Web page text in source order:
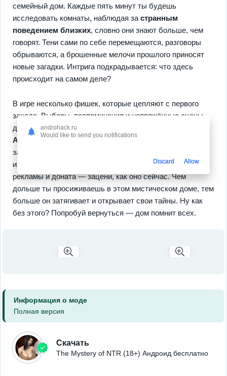
семейный дом. Каждые пять минут ты будешь
исследовать комнаты, наблюдая за странным
поведением близких, словно они знают больше, чем
говорят. Тени сами по себе перемещаются, разговоры
обрываются, а брошенные мелочи прошлого приносят
новые загадки. Интрига подкрадывается: что здесь
происходит на самом деле?
В игре несколько фишек, которые цепляют с первого
захода. Выборы, воспоминания и напряжённые сцены
делают каждую игровую сессию непредсказуемой.
Атмосфера растущей паранойи и неизвестности
заставляет вздрагивать, а решения — задуматься над
их последствиями. Ты можешь играть офлайн, без
рекламы и доната — зацени, как оно сейчас. Чем
дольше ты просиживаешь в этом мистическом доме, тем
больше он затягивает и открывает свои тайны. Ну как
без этого? Попробуй вернуться — дом помнит всех.
Информация о моде
Полная версия
Скачать
The Mystery of NTR (18+) Андроид бесплатно
androhack.ru
Would like to send you notifications
Discard Allow